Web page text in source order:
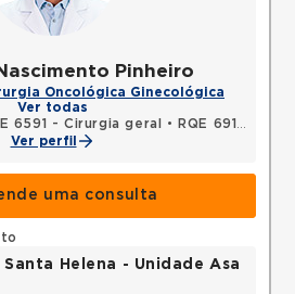
Pinheiro
Oncológica Ginecológica
Ver todas
6591 - Cirurgia geral •
RQE 6913 - Cancerologia/cancerologia cirúrgica
Ver perfil
uma consulta
Helena - Unidade Asa